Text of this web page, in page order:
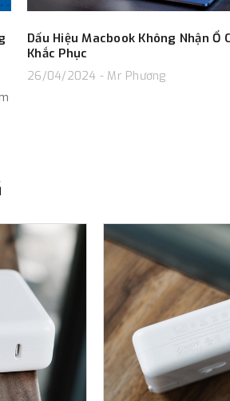
Dấu Hiệu Macbook Không Nhận Ổ
Khắc Phục
26/04/2024 - Mr Phương